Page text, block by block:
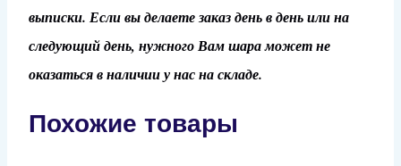
выписки. Если вы делаете заказ день в день или на
следующий день, нужного Вам шара может не
оказаться в наличии у нас на складе.
Похожие товары